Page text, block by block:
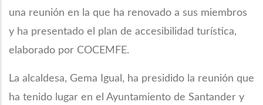
una reunión en la que ha renovado a sus miembros
y ha presentado el plan de accesibilidad turística,
elaborado por COCEMFE.
La alcaldesa, Gema Igual, ha presidido la reunión que
ha tenido lugar en el Ayuntamiento de Santander y